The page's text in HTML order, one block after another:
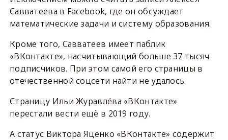
Савватеева в Facebook, где он обсуждает
математические задачи и систему образования.
Кроме того, Савватеев имеет паблик
«ВКонтакте», насчитывающий больше 37 тысяч
подписчиков. При этом самой его страницы в
отечественной соцсети найти не удалось.
Страницу Ильи Журавлёва «ВКонтакте»
перестали вести ещё в 2019 году.
А статус Виктора Яценко «ВКонтакте» содержит